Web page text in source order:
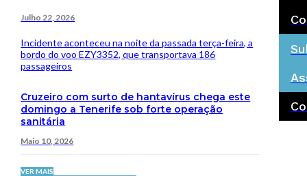
Julho 22, 2026
Incidente aconteceu na noite da passada terça-feira, a
bordo do voo EZY3352, que transportava 186
passageiros
Cruzeiro com surto de hantavírus chega este
domingo a Tenerife sob forte operação
sanitária
Maio 10, 2026
VER MAIS